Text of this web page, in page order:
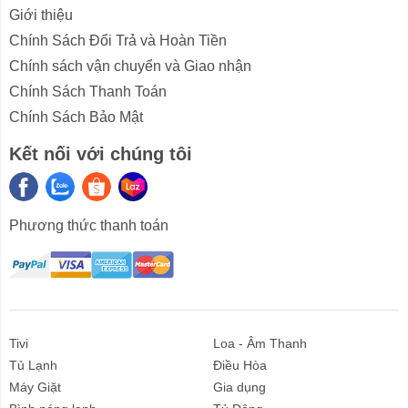
Độ ồn (4)
Sưởi ẩm
yên tĩnh
Kích thước máy
Kích thước đóng gói
(rộng*dài*cao)
Trong lượng tịnh/tổng
động
Kết nối đường
ống
Giới thiệu
Chính Sách Đổi Trả và Hoàn Tiền
Chính sách vận chuyển và Giao nhận
Chính Sách Thanh Toán
Chính Sách Bảo Mật
Kết nối với chúng tôi
Phương thức thanh toán
Tivi
Loa - Âm Thanh
Tủ Lạnh
Điều Hòa
Máy Giặt
Gia dụng